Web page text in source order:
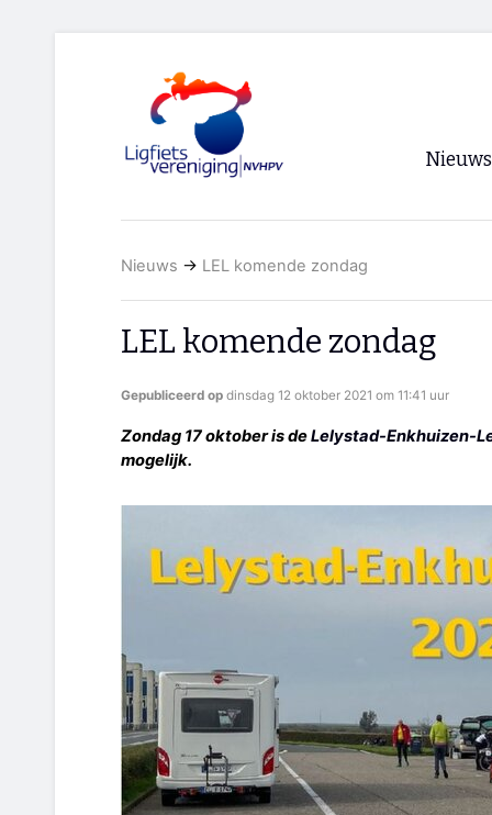
Nieuws
Nieuws → LEL komende zondag
LEL komende zondag
Gepubliceerd op dinsdag 12 oktober 2021 om 11:41 uur
Zondag 17 oktober is deLelystad-Enkhuizen-
mogelijk.